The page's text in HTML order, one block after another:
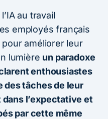
au travail
employés français
pour améliorer leur
lumière un paradoxe
enthousiastes
des tâches de leur
l’expectative et
par cette même